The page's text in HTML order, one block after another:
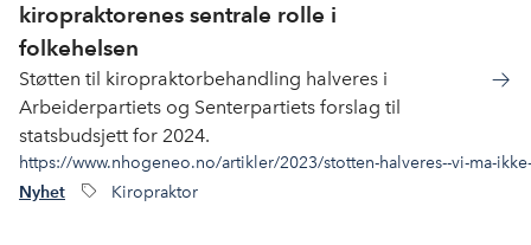
kiropraktorenes sentrale rolle i
folkehelsen
Støtten til kiropraktorbehandling halveres i
Arbeiderpartiets og Senterpartiets forslag til
statsbudsjett for 2024.
https://www.nhogeneo.no/artikler/2023/stotten-halveres--vi-ma-
Nyhet Kiropraktor